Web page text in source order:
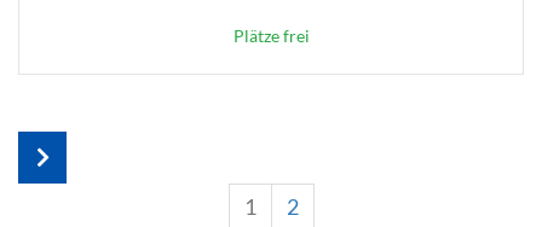
Plätze frei
1 2